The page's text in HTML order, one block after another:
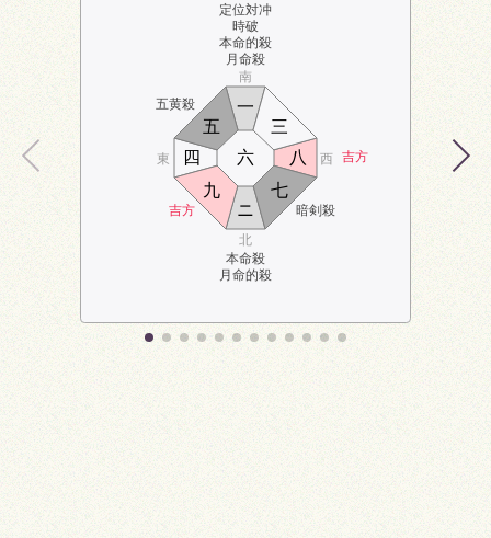
五黄殺
定位対冲
時破
本命的殺
月命殺
吉方
吉方
本命殺
月命的殺
暗剣殺
南
北
東 西
ニ
三
四
五
六
七
八
九
一